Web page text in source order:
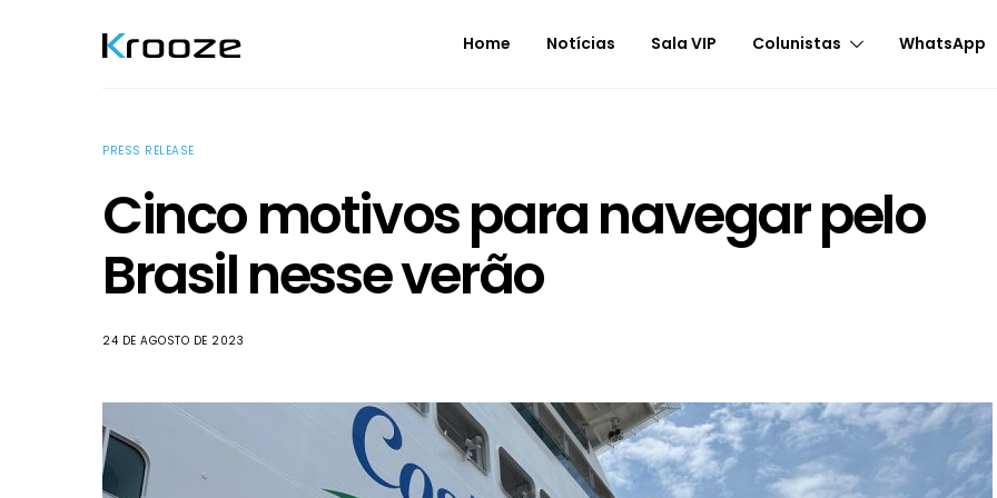
Home Notícias Sala VIP Colunistas WhatsApp
PRESS RELEASE
Cinco motivos para navegar pelo
Brasil nesse verão
24 DE AGOSTO DE 2023